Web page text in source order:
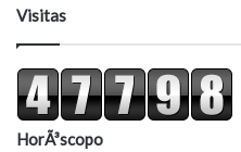
Visitas
HorÃ³scopo